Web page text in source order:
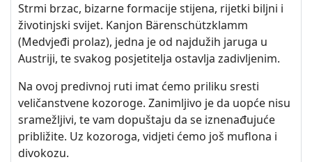
Strmi brzac, bizarne formacije stijena, rijetki biljni i
životinjski svijet. Kanjon Bärenschützklamm
(Medvjeđi prolaz), jedna je od najdužih jaruga u
Austriji, te svakog posjetitelja ostavlja zadivljenim.
Na ovoj predivnoj ruti imat ćemo priliku sresti
veličanstvene kozoroge. Zanimljivo je da uopće nisu
sramežljivi, te vam dopuštaju da se iznenađujuće
približite. Uz kozoroga, vidjeti ćemo još muflona i
divokozu.